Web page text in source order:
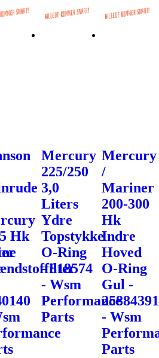
Hk
Mercury
225/250
3,0
Liters
Ydre
Topstykke
O-Ring
- 818574
- Wsm
Performance
Parts
Mercury
/
Mariner
200-300
Hk
Indre
Hoved
O-Ring
Gul -
25884391
- Wsm
Parts